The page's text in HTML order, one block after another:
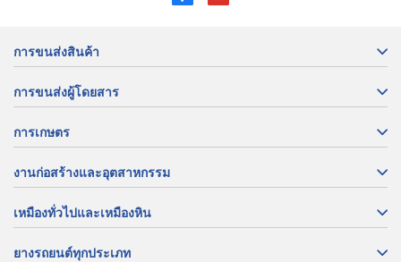
การขนส่งสินค้า
การขนส่งผู้โดยสาร
การเกษตร
งานก่อสร้างและอุตสาหกรรม
เหมืองทั่วไปและเหมืองหิน
ยางรถยนต์ทุกประเภท